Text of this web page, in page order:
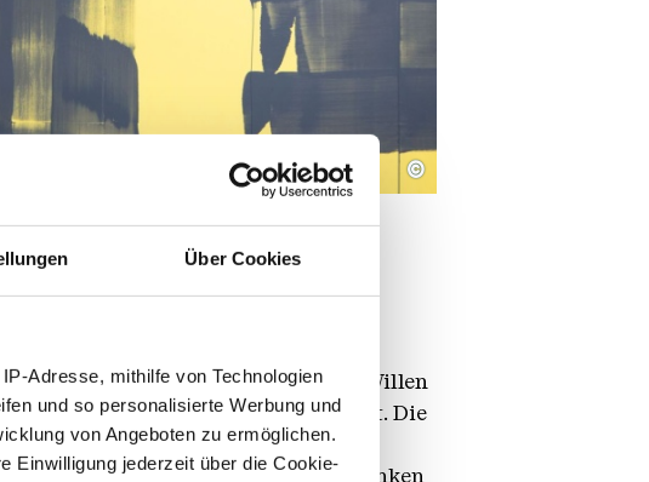
Über Cookies
Adresse, mithilfe von Technologien
und so personalisierte Werbung und
von Angeboten zu ermöglichen.
Einwilligung jederzeit über die Cookie-
©
nach neuen, unkonventionellen
Art Biennale 2024 zeugt vom Willen
sehr hohen Stellenwert einräumt. Die
Arbeitsweise an: Sein
und einer an dessen Gabelzinken